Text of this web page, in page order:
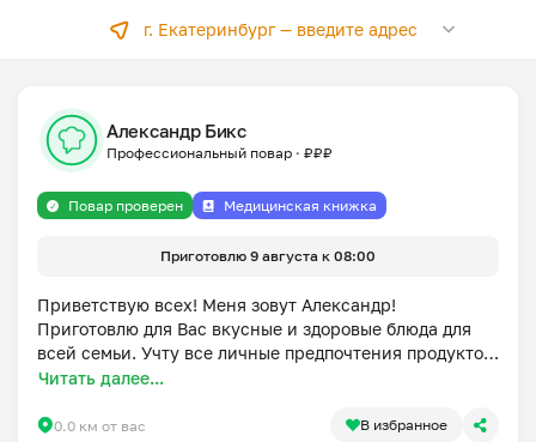
г. Екатеринбург —введите адрес
Александр Бикс
Профессиональный повар · ₽₽₽
Повар проверен Медицинская книжка
Приготовлю 9 августа к 08:00
Приветствую всех! Меня зовут Александр!
Приготовлю для Вас вкусные и здоровые блюда для
всей семьи. Учту все личные предпочтения продуктов
и пожелания по составу блюд. Имею 15-тилетний опыт
кейтеринга, а так же индивидуальное приготовление
Читать далее...
0.0 км от вас В избранное